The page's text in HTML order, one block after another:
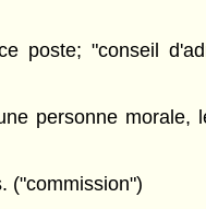
"conseil
personne
("commission")